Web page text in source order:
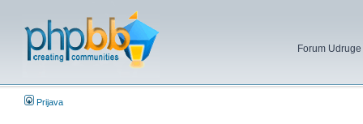
Forum
Prijava